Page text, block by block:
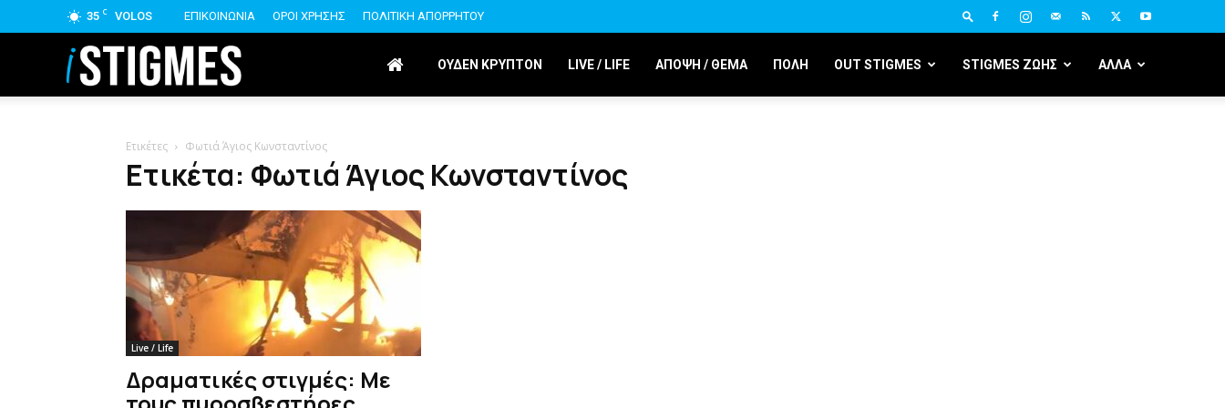
35 C VOLOS ΕΠΙΚΟΙΝΩΝΙΑ ΟΡΟΙ ΧΡΗΣΗΣ ΠΟΛΙΤΙΚΗ ΑΠΟΡΡΗΤΟΥ
istigmes ΟΥΔΕΝ ΚΡΥΠΤΟΝ LIVE / LIFE ΑΠΟΨΗ / ΘΕΜΑ ΠΟΛΗ OUT STIGMES STIGMES ΖΩΗΣ ΑΛΛΑ
Ετικέτες Φωτιά Άγιος Κωνσταντίνος
Ετικέτα: Φωτιά Άγιος Κωνσταντίνος
Live / Life
Δραματικές στιγμές: Με